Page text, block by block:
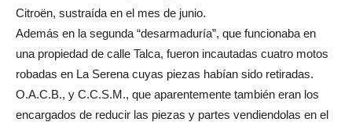
Citroën, sustraída en el mes de junio.
Además en la segunda “desarmaduría”, que funcionaba en
una propiedad de calle Talca, fueron incautadas cuatro motos
robadas en La Serena cuyas piezas habían sido retiradas.
O.A.C.B., y C.C.S.M., que aparentemente también eran los
encargados de reducir las piezas y partes vendiendolas en el